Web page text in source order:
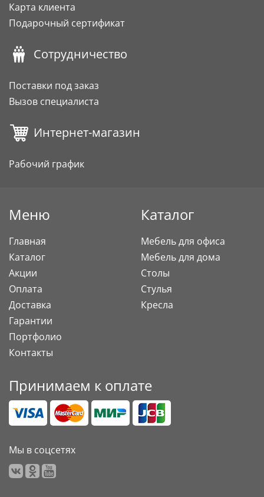
Карта клиента
Подарочный сертификат
Сотрудничество
Поставки под заказ
Вызов специалиста
Интернет-магазин
Рабочий график
Меню
Главная
Каталог
Акции
Оплата
Доставка
Гарантии
Портфолио
Контакты
Каталог
Мебель для офиса
Мебель для дома
Столы
Стулья
Кресла
Принимаем к оплате
Мы в соцсетях